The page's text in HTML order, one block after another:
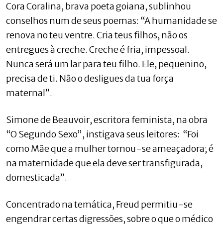
Cora Coralina, brava poeta goiana, sublinhou
conselhos num de seus poemas: “A humanidade se
renova no teu ventre. Cria teus filhos, não os
entregues à creche. Creche é fria, impessoal.
Nunca será um lar para teu filho. Ele, pequenino,
precisa de ti. Não o desligues da tua força
maternal”.
Simone de Beauvoir, escritora feminista, na obra
“O Segundo Sexo”, instigava seus leitores: “Foi
como Mãe que a mulher tornou-se ameaçadora; é
na maternidade que ela deve ser transfigurada,
domesticada”.
Concentrado na temática, Freud permitiu-se
engendrar certas digressões, sobre o que o médico